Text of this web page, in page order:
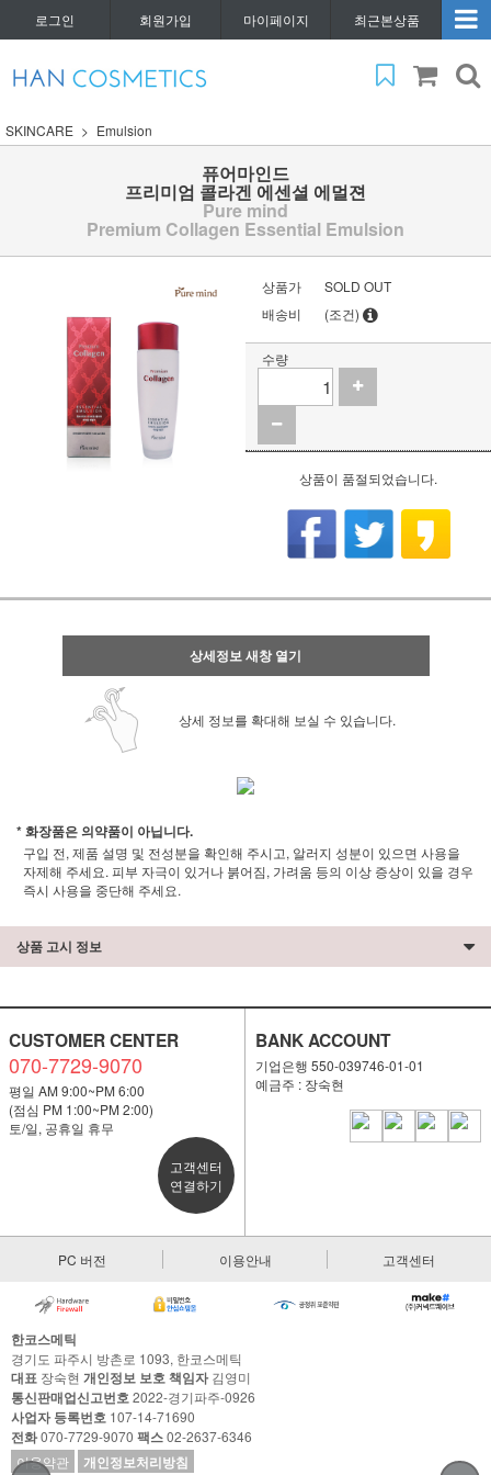
로그인 회원가입 마이페이지 최근본상품
SKINCARE Emulsion
퓨어마인드
프리미엄 콜라겐 에센셜 에멀젼
Pure mind
Premium Collagen Essential Emulsion
상품가
SOLD OUT
배송비
(조건)
수량
상품이 품절되었습니다.
상세정보 새창 열기
상세 정보를 확대해 보실 수 있습니다.
* 화장품은 의약품이 아닙니다.
구입 전, 제품 설명 및 전성분을 확인해 주시고, 알러지 성분이 있으면 사용을
자제해 주세요. 피부 자극이 있거나 붉어짐, 가려움 등의 이상 증상이 있을 경우
즉시 사용을 중단해 주세요.
상품 고시 정보
CUSTOMER CENTER
070-7729-9070
평일 AM 9:00~PM 6:00
(점심 PM 1:00~PM 2:00)
토/일, 공휴일 휴무
고객센터
연결하기
BANK ACCOUNT
기업은행 550-039746-01-01
예금주 : 장숙현
PC 버전 이용안내 고객센터
한코스메틱
경기도 파주시 방촌로 1093, 한코스메틱
대표 장숙현 개인정보 보호 책임자김영미
통신판매업신고번호2022-경기파주-0926
사업자 등록번호 107-14-71690
전화070-7729-9070 팩스02-2637-6346
이용약관
개인정보처리방침